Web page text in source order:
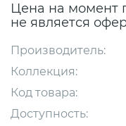
Цена на момент
не является
Производитель:
Коллекция:
Код товара:
Доступность: